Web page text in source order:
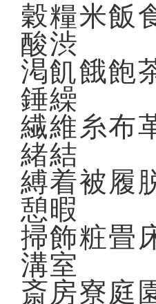
穀糧米飯
酸渋
渇飢餓飽
錘繰
繊維糸布
緒結
縛着被履
憩暇
掃飾粧畳
溝室
斎房寮庭